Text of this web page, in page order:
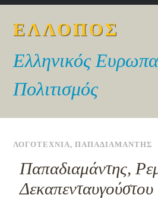
ΕΛΛΟΠΟΣ
Ελληνικός
Πολιτισμός
ΛΟΓΟΤΕΧΝΙΑ,ΠΑΠΑΔΙΑΜΑΝΤΗΣ
Παπαδιαμάντης,
Δεκαπενταυγούστου